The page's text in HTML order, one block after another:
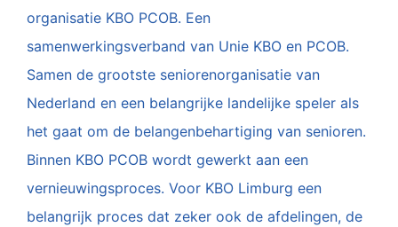
organisatie KBO PCOB. Een
samenwerkingsverband van Unie KBO en PCOB.
Samen de grootste seniorenorganisatie van
Nederland en een belangrijke landelijke speler als
het gaat om de belangenbehartiging van senioren.
Binnen KBO PCOB wordt gewerkt aan een
vernieuwingsproces. Voor KBO Limburg een
belangrijk proces dat zeker ook de afdelingen, de